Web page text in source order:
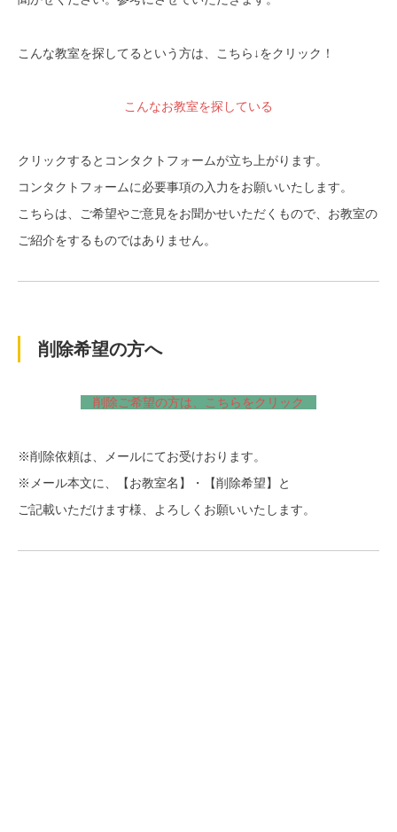
こんな教室を探してるという方は、こちら↓をクリック！
こんなお教室を探している
クリックするとコンタクトフォームが立ち上がります。
コンタクトフォームに必要事項の入力をお願いいたします。
こちらは、ご希望やご意見をお聞かせいただくもので、お教室の
ご紹介をするものではありません。
削除希望の方へ
削除ご希望の方は、こちらをクリック
※削除依頼は、メールにてお受けおります。
※メール本文に、【お教室名】・【削除希望】と
ご記載いただけます様、よろしくお願いいたします。